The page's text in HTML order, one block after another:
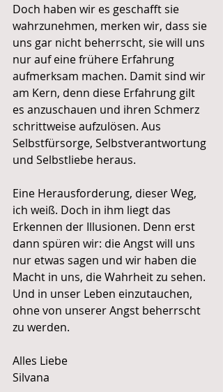
Doch haben wir es geschafft sie
wahrzunehmen, merken wir, dass sie
uns gar nicht beherrscht, sie will uns
nur auf eine frühere Erfahrung
aufmerksam machen. Damit sind wir
am Kern, denn diese Erfahrung gilt
es anzuschauen und ihren Schmerz
schrittweise aufzulösen. Aus
Selbstfürsorge, Selbstverantwortung
und Selbstliebe heraus.
Eine Herausforderung, dieser Weg,
ich weiß. Doch in ihm liegt das
Erkennen der Illusionen. Denn erst
dann spüren wir: die Angst will uns
nur etwas sagen und wir haben die
Macht in uns, die Wahrheit zu sehen.
Und in unser Leben einzutauchen,
ohne von unserer Angst beherrscht
zu werden.
Alles Liebe
Silvana